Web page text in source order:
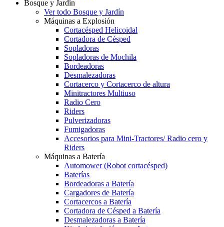
Bosque y Jardín
Ver todo Bosque y Jardín
Máquinas a Explosión
Cortacésped Helicoidal
Cortadora de Césped
Sopladoras
Sopladoras de Mochila
Bordeadoras
Desmalezadoras
Cortacerco y Cortacerco de altura
Minitractores Multiuso
Radio Cero
Riders
Pulverizadoras
Fumigadoras
Accesorios para Mini-Tractores/ Radio cero y
Riders
Máquinas a Batería
Automower (Robot cortacésped)
Baterías
Bordeadoras a Batería
Cargadores de Batería
Cortacercos a Batería
Cortadora de Césped a Batería
Desmalezadoras a Batería